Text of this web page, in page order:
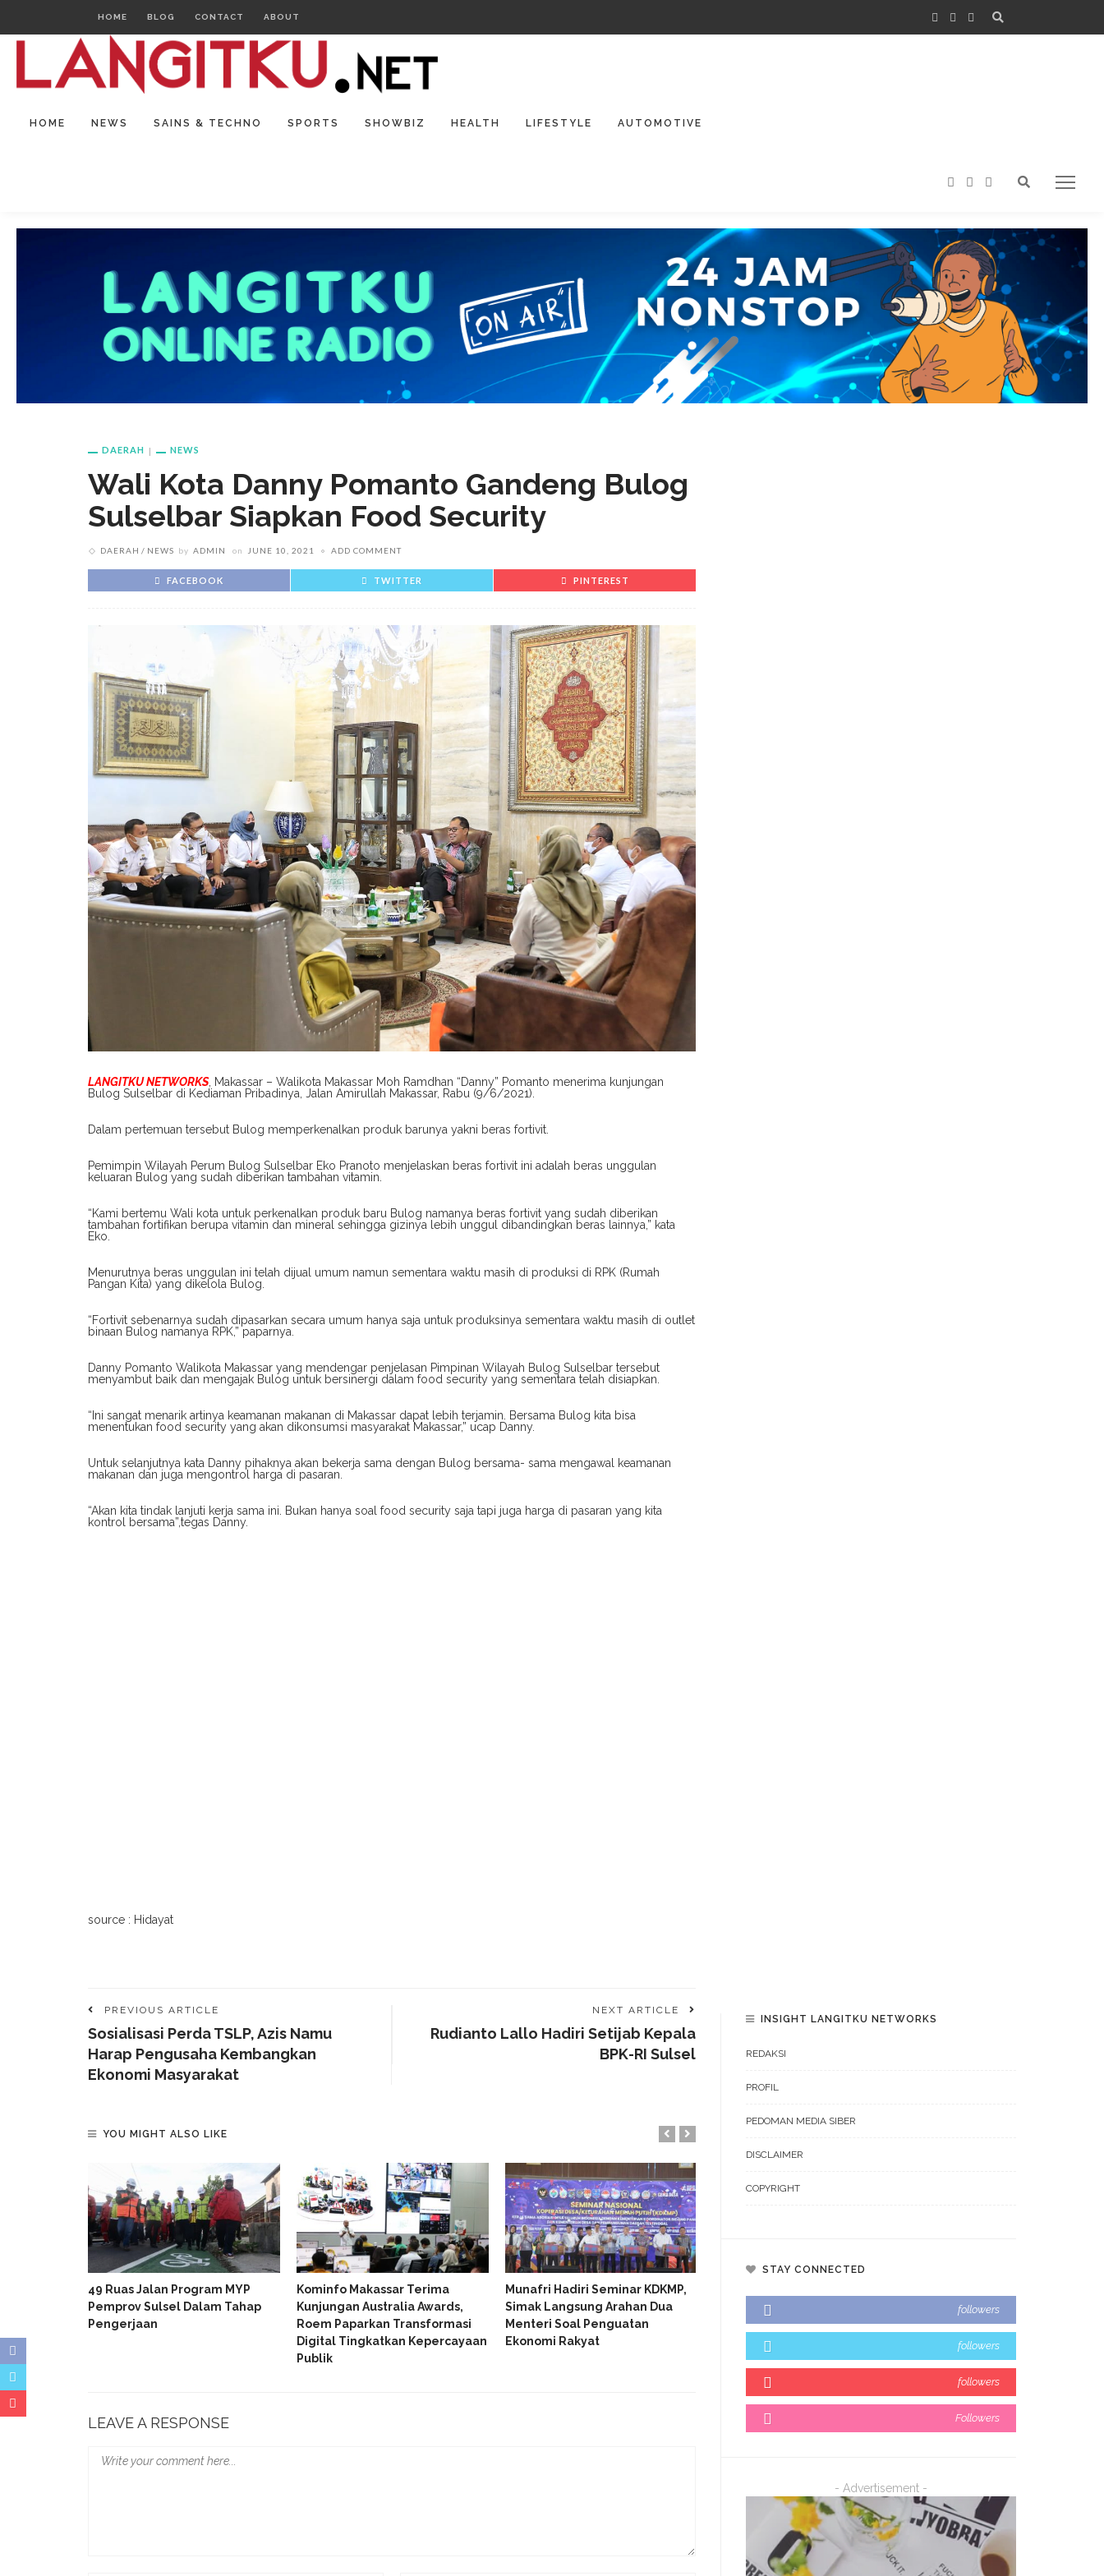
HOME BLOG CONTACT ABOUT
HOME NEWS SAINS & TECHNO SPORTS SHOWBIZ HEALTH LIFESTYLE AUTOMOTIVE
DAERAH NEWS
Wali Kota Danny Pomanto Gandeng Bulog
Sulselbar Siapkan Food Security
DAERAH NEWS by ADMIN on JUNE 10, 2021 ADD COMMENT
FACEBOOK TWITTER PINTEREST
LANGITKU NETWORKS, Makassar – Walikota Makassar Moh Ramdhan “Danny” Pomanto menerima kunjungan
Bulog Sulselbar di Kediaman Pribadinya, Jalan Amirullah Makassar, Rabu (9/6/2021).
Dalam pertemuan tersebut Bulog memperkenalkan produk barunya yakni beras fortivit.
Pemimpin Wilayah Perum Bulog Sulselbar Eko Pranoto menjelaskan beras fortivit ini adalah beras unggulan
keluaran Bulog yang sudah diberikan tambahan vitamin.
“Kami bertemu Wali kota untuk perkenalkan produk baru Bulog namanya beras fortivit yang sudah diberikan
tambahan fortifikan berupa vitamin dan mineral sehingga gizinya lebih unggul dibandingkan beras lainnya,” kata
Eko.
Menurutnya beras unggulan ini telah dijual umum namun sementara waktu masih di produksi di RPK (Rumah
Pangan Kita) yang dikelola Bulog.
“Fortivit sebenarnya sudah dipasarkan secara umum hanya saja untuk produksinya sementara waktu masih di outlet
binaan Bulog namanya RPK,” paparnya.
Danny Pomanto Walikota Makassar yang mendengar penjelasan Pimpinan Wilayah Bulog Sulselbar tersebut
menyambut baik dan mengajak Bulog untuk bersinergi dalam food security yang sementara telah disiapkan.
“Ini sangat menarik artinya keamanan makanan di Makassar dapat lebih terjamin. Bersama Bulog kita bisa
menentukan food security yang akan dikonsumsi masyarakat Makassar,” ucap Danny.
Untuk selanjutnya kata Danny pihaknya akan bekerja sama dengan Bulog bersama- sama mengawal keamanan
makanan dan juga mengontrol harga di pasaran.
“Akan kita tindak lanjuti kerja sama ini. Bukan hanya soal food security saja tapi juga harga di pasaran yang kita
kontrol bersama”,tegas Danny.
source : Hidayat
PREVIOUS ARTICLE
Sosialisasi Perda TSLP, Azis Namu
Harap Pengusaha Kembangkan
Ekonomi Masyarakat
NEXT ARTICLE
Rudianto Lallo Hadiri Setijab Kepala
BPK-RI Sulsel
YOU MIGHT ALSO LIKE
49 Ruas Jalan Program MYP
Pemprov Sulsel Dalam Tahap
Pengerjaan
Kominfo Makassar Terima
Kunjungan Australia Awards,
Roem Paparkan Transformasi
Digital Tingkatkan Kepercayaan
Publik
Munafri Hadiri Seminar KDKMP,
Simak Langsung Arahan Dua
Menteri Soal Penguatan
Ekonomi Rakyat
Dengan Kemenkeu Bahas
Kondisi Fiskal Dan Transfer
Keuangan Daerah
Potensi Investasi Di
Forum Rakornas APINDO 2026
LEAVE A RESPONSE
INSIGHT LANGITKU NETWORKS
REDAKSI
PROFIL
PEDOMAN MEDIA SIBER
DISCLAIMER
COPYRIGHT
STAY CONNECTED
followers
followers
followers
Followers
- Advertisement -